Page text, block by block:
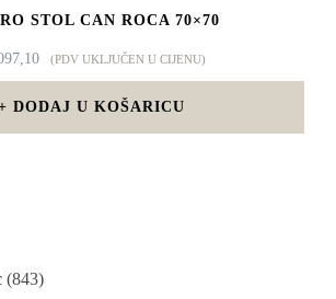
STOL CAN ROCA 70×70
(PDV UKLJUČEN U CIJENU)
DODAJ U KOŠARICU
(843)